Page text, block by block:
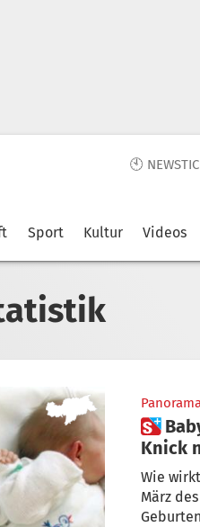
🕙
Sport Kultur Videos
 Baby-Boom oder Corona-
Knick
Wie
März